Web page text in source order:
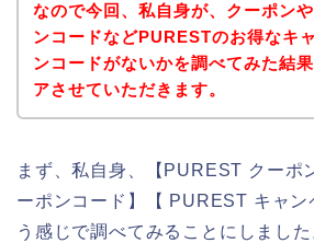
なので今回、私自身が、クーポン
ンコードなどPURESTのお得なキ
ンコードがないかを調べてみた結
アさせていただきます。
まず、私自身、【PUREST クーポ
ーポンコード】【 PUREST キャン
う感じで調べてみることにしました